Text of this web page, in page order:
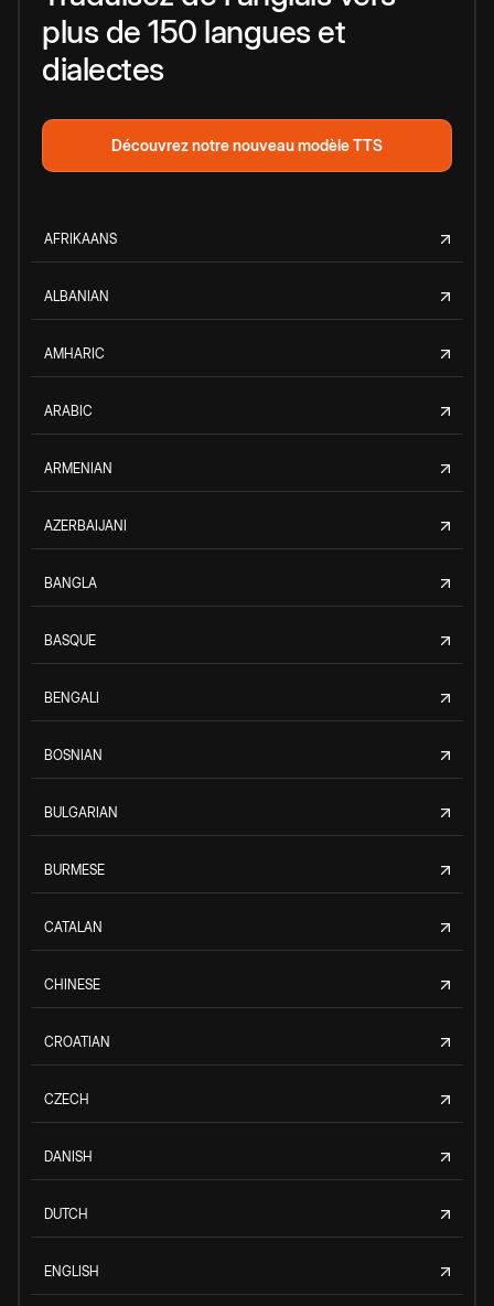
plus de 150 langues et
dialectes
Découvrez notre nouveau modèle TTS
AFRIKAANS
ALBANIAN
AMHARIC
ARABIC
ARMENIAN
AZERBAIJANI
BANGLA
BASQUE
BENGALI
BOSNIAN
BULGARIAN
BURMESE
CATALAN
CHINESE
CROATIAN
CZECH
DANISH
DUTCH
ENGLISH